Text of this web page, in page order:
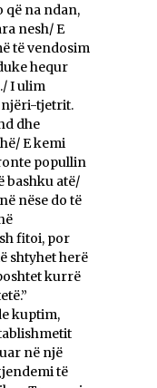
që na ndan,
nesh/ E
të vendosim
hequr
I ulim
njëri-tjetrit.
dhe
E kemi
popullin
bashku atë/
nëse do të
fitoi, por
shtyhet herë
kurrë
kuptim,
në një
të